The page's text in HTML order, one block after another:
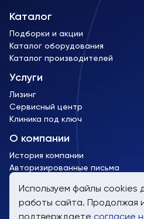
Каталог
Подборки и акции
Каталог оборудования
Каталог производителей
Услуги
Лизинг
Сервисный центр
Клиника под ключ
О компании
История компании
Авторизированные письма
пн-пт, 9:00 до 19:00
Используем файлы cookies
работы сайта. Продолжая
подтверждаете согласие